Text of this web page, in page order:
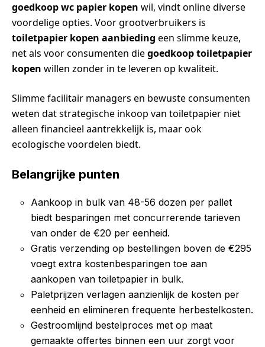
goedkoop wc papier kopen wil, vindt online diverse
voordelige opties. Voor grootverbruikers is
toiletpapier kopen aanbieding een slimme keuze,
net als voor consumenten diegoedkoop toiletpapier
kopen willen zonder in te leveren op kwaliteit.
Slimme facilitair managers en bewuste consumenten
weten dat strategische inkoop van toiletpapier niet
alleen financieel aantrekkelijk is, maar ook
ecologische voordelen biedt.
Belangrijke punten
Aankoop in bulk van 48-56 dozen per pallet
biedt besparingen met concurrerende tarieven
van onder de €20 per eenheid.
Gratis verzending op bestellingen boven de €295
voegt extra kostenbesparingen toe aan
aankopen van toiletpapier in bulk.
Paletprijzen verlagen aanzienlijk de kosten per
eenheid en elimineren frequente herbestelkosten.
Gestroomlijnd bestelproces met op maat
gemaakte offertes binnen een uur zorgt voor